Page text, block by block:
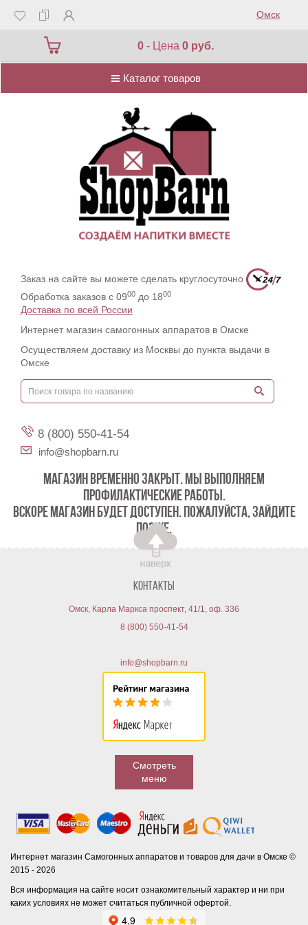
Омск
0 - Цена0 руб.
Каталог товаров
Каталог товаров
Заказ на сайте вы можете сделать круглосуточно
Обработка заказов с 0900 до 1800
Доставка по всей России
Интернет магазин самогонных аппаратов в Омске
Осуществляем доставку из Москвы до пункта выдачи в
Омске
8 (800) 550-41-54
info@shopbarn.ru
МАГАЗИН ВРЕМЕННО ЗАКРЫТ. МЫ ВЫПОЛНЯЕМ
ПРОФИЛАКТИЧЕСКИЕ РАБОТЫ.
ВСКОРЕ МАГАЗИН БУДЕТ ДОСТУПЕН. ПОЖАЛУЙСТА, ЗАЙДИТЕ
ПОЗЖЕ.
Контакты
Омск, Карла Маркса проспект, 41/1, оф. 336
8 (800) 550-41-54
info@shopbarn.ru
Смотреть
меню
Интернет магазин Самогонных аппаратов и товаров для дачи в Омске ©
2015 - 2026
Вся информация на сайте носит ознакомительный характер и ни при
каких условиях не может считаться публичной офертой.